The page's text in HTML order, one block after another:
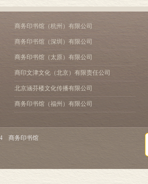
商务印书馆（杭州）有限公司
商务印书馆（深圳）有限公司
商务印书馆（太原）有限公司
商印文津文化（北京）有限责任公司
北京涵芬楼文化传播有限公司
商务印书馆（福州）有限公司
商务印书馆